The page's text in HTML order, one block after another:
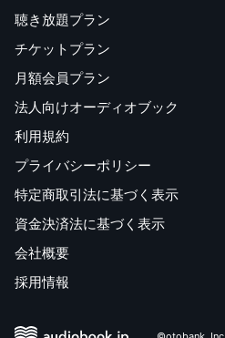
聴き放題プラン
チケットプラン
月額会員プラン
法人向けオーディオブック
利用規約
プライバシーポリシー
特定商取引法に基づく表示
資金決済法に基づく表示
会社概要
採用情報